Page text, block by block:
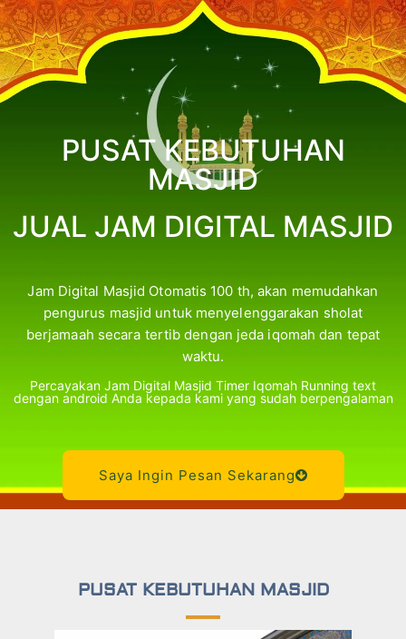
PUSAT KEBUTUHAN
MASJID
JUAL JAM DIGITAL MASJID
Jam Digital Masjid Otomatis 100 th, akan memudahkan
pengurus masjid untuk menyelenggarakan sholat
berjamaah secara tertib dengan jeda iqomah dan tepat
waktu.
Percayakan Jam Digital Masjid Timer Iqomah Running text
dengan android Anda kepada kami yang sudah berpengalaman
Saya Ingin Pesan Sekarang
PUSAT KEBUTUHAN MASJID